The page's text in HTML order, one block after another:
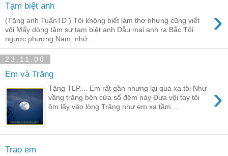
Tạm biệt anh ›
(Tặng anh TuấnTD ) Tôi không biết làm thơ nhưng cũng viết
vội Mấy dòng tâm sự tạm biệt anh Dẫu mai anh ra Bắc Tôi
ngược phương Nam, nhớ ...
23.11.08
Em và Trăng
›
Tặng TLP.... Em rất gần nhưng lại quá xa tôi Như
vầng trăng bên cửa sổ đêm này Đưa vội tay tôi
ôm lấy vào lòng Trăng như em xa tầm ...
Trao em